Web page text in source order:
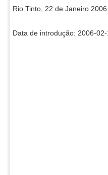
Rio Tinto, 22 de Janeiro 2006
Data de introdução: 2006-02-